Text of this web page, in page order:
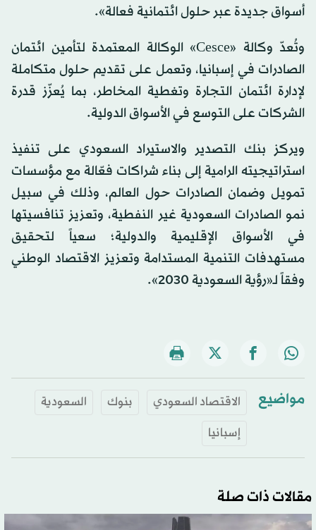
أسواق جديدة عبر حلول ائتمانية فعالة».
وتُعدّ وكالة «Cesce» الوكالة المعتمدة لتأمين ائتمان
الصادرات في إسبانيا، وتعمل على تقديم حلول متكاملة
لإدارة ائتمان التجارة وتغطية المخاطر، بما يُعزّز قدرة
الشركات على التوسع في الأسواق الدولية.
ويركز بنك التصدير والاستيراد السعودي على تنفيذ
استراتيجيته الرامية إلى بناء شراكات فعّالة مع مؤسسات
تمويل وضمان الصادرات حول العالم، وذلك في سبيل
نمو الصادرات السعودية غير النفطية، وتعزيز تنافسيتها
في الأسواق الإقليمية والدولية؛ سعياً لتحقيق
مستهدفات التنمية المستدامة وتعزيز الاقتصاد الوطني
وفقاً لـ«رؤية السعودية 2030».
مواضيع الاقتصاد السعودي بنوك
السعودية
إسبانيا
مقالات ذات صلة